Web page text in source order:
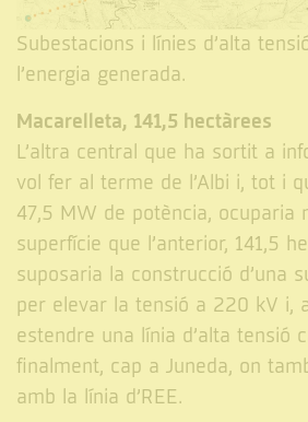
Subestacions i línies d’alta
l’energia generada.
Macarelleta, 141,5 hectàrees
L’altra central que ha sortit a
vol fer al terme de l’Albi i, tot i
47,5 MW de potència, ocuparia
superfície que l’anterior, 141,5
suposaria la construcció d’una
per elevar la tensió a 220 kV i,
estendre una línia d’alta tensió
finalment, cap a Juneda, on
amb la línia d’REE.